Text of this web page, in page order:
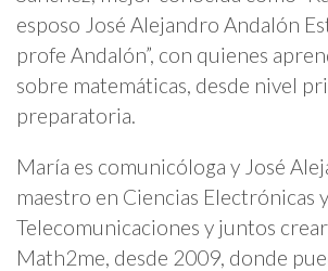
esposo José Alejandro Andalón
profe Andalón”, con quienes
sobre matemáticas, desde nivel
preparatoria.
María es comunicóloga y José
maestro en Ciencias Electrónicas y
Telecomunicaciones y juntos
Math2me, desde 2009, donde